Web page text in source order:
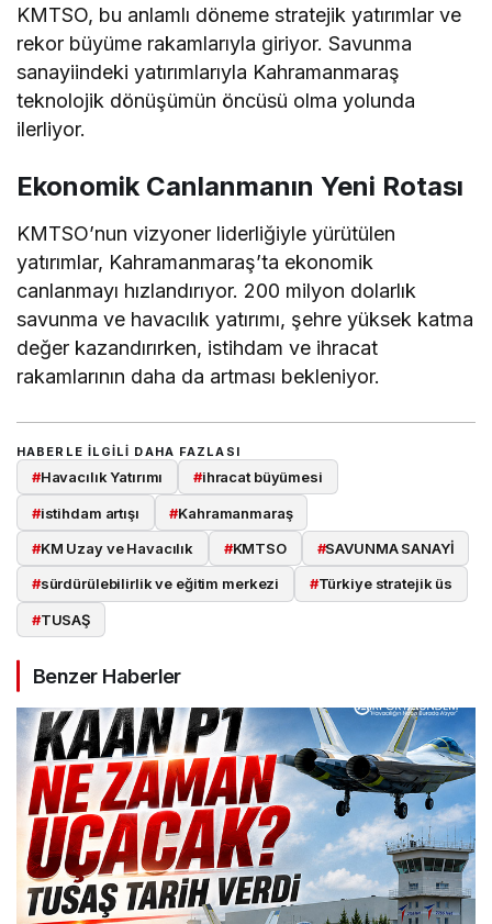
KMTSO, bu anlamlı döneme stratejik yatırımlar ve
rekor büyüme rakamlarıyla giriyor. Savunma
sanayiindeki yatırımlarıyla Kahramanmaraş
teknolojik dönüşümün öncüsü olma yolunda
ilerliyor.
Ekonomik Canlanmanın Yeni Rotası
KMTSO’nun vizyoner liderliğiyle yürütülen
yatırımlar, Kahramanmaraş’ta ekonomik
canlanmayı hızlandırıyor. 200 milyon dolarlık
savunma ve havacılık yatırımı, şehre yüksek katma
değer kazandırırken, istihdam ve ihracat
rakamlarının daha da artması bekleniyor.
HABERLE ILGILI DAHA FAZLASI
#Havacılık Yatırımı #ihracat büyümesi
#istihdam artışı #Kahramanmaraş
#KM Uzay ve Havacılık #KMTSO #SAVUNMA SANAYİ
#sürdürülebilirlik ve eğitim merkezi #Türkiye stratejik üs
#TUSAŞ
Benzer Haberler